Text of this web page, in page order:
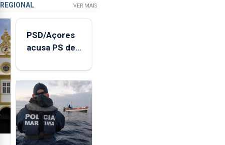
REGIONAL VER MAIS
PSD/Açores
acusa PS de
contraditória"
sobre
evolução
turística